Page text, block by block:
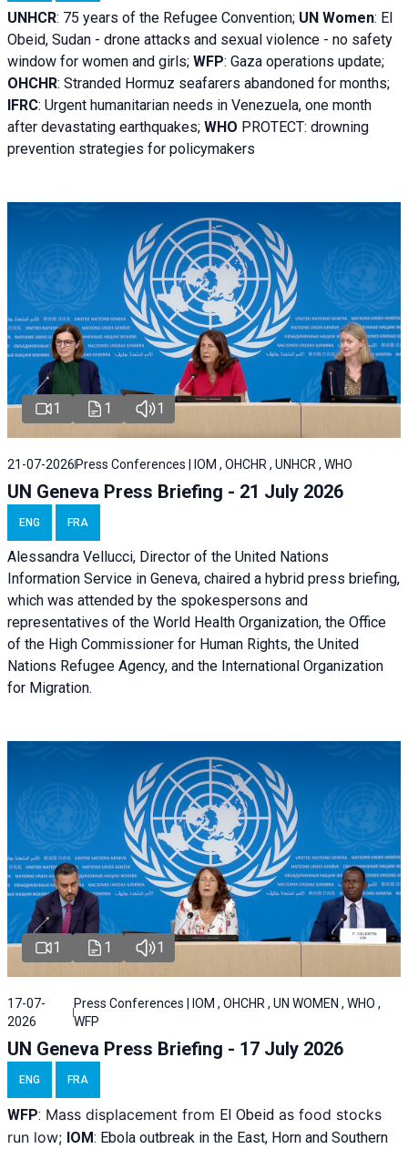
UNHCR: 75 years of the Refugee Convention; UN Women: El
Obeid, Sudan - drone attacks and sexual violence - no safety
window for women and girls; WFP: Gaza operations update;
OHCHR: Stranded Hormuz seafarers abandoned for months;
IFRC: Urgent humanitarian needs in Venezuela, one month
after devastating earthquakes; WHO PROTECT: drowning
prevention strategies for policymakers
1 1 1
21-07-2026 Press Conferences | IOM , OHCHR , UNHCR , WHO
UN Geneva Press Briefing - 21 July 2026
ENG FRA
Alessandra Vellucci, Director of the United Nations
Information Service in Geneva, chaired a hybrid press briefing,
which was attended by the spokespersons and
representatives of the World Health Organization, the Office
of the High Commissioner for Human Rights, the United
Nations Refugee Agency, and the International Organization
for Migration.
1 1 1
17-07-
2026
Press Conferences | IOM , OHCHR , UN WOMEN , WHO ,
WFP
UN Geneva Press Briefing - 17 July 2026
ENG FRA
WFP: Mass displacement from El Obeid as food stocks
run low; IOM: Ebola outbreak in the East, Horn and Southern